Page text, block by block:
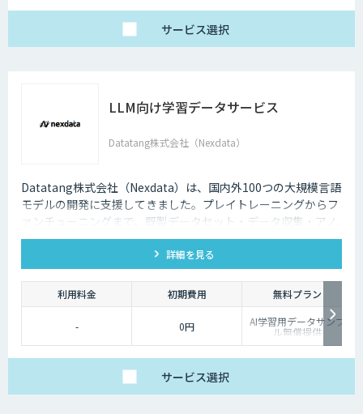
サービス選択
LLM向け学習データサービス
Datatang株式会社（Nexdata）
Datatang株式会社（Nexdata）は、国内外100つの大規模言語
モデルの開発に支援してきました。プレイトレーニングからフ
ァンチューニングまで、既製データセット・データ収集・アノ
テーションを一気貫通して提供しております。
詳細を見る
利用料金 初期費用 無料プラン
- 0円 AI学習用データサンプ
ル無償提供
サービス選択